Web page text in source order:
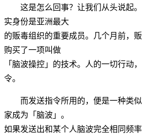
这是怎么回事？让我们从头说起。
实身份是亚洲最大
的贩毒组织的重要成员。几个月前，
购买了一项叫做
「脑波操控」的技术。人的一切行动
令。
而发送指令所用的，便是一种类似
家成为「脑波」。
如果发送出和某个人脑波完全相同频